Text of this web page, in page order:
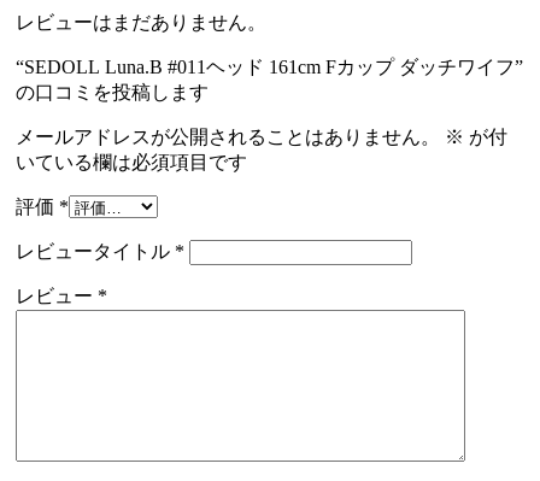
レビューはまだありません。
“SEDOLL Luna.B #011ヘッド 161cm Fカップ ダッチワイフ”
の口コミを投稿します
メールアドレスが公開されることはありません。 ※ が付
いている欄は必須項目です
評価 *
レビュータイトル *
レビュー *